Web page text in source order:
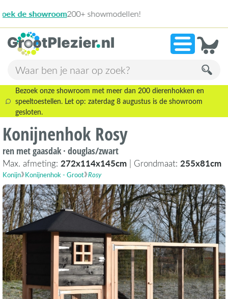
»13.945
Bezoek onze showroom met meer dan 200 dierenhokken en
speeltoestellen. Let op: zaterdag 8 augustus is de showroom
gesloten.
Konijnenhok Rosy
ren met gaasdak · douglas/zwart
Max. afmeting: 272x114x145cm | Grondmaat: 255x81cm
Konijn Konijnenhok - Groot Rosy